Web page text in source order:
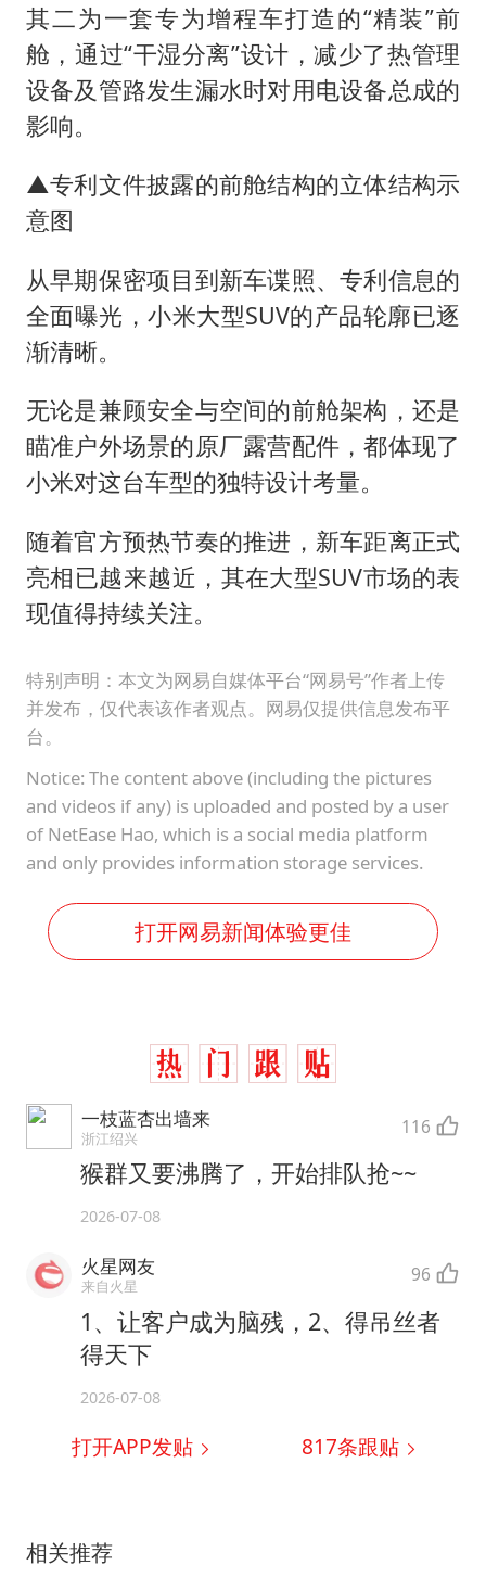
其二为一套专为增程车打造的“精装”前
舱，通过“干湿分离”设计，减少了热管理
设备及管路发生漏水时对用电设备总成的
影响。
▲专利文件披露的前舱结构的立体结构示
意图
从早期保密项目到新车谍照、专利信息的
全面曝光，小米大型SUV的产品轮廓已逐
渐清晰。
无论是兼顾安全与空间的前舱架构，还是
瞄准户外场景的原厂露营配件，都体现了
小米对这台车型的独特设计考量。
随着官方预热节奏的推进，新车距离正式
亮相已越来越近，其在大型SUV市场的表
现值得持续关注。
特别声明：本文为网易自媒体平台“网易号”作者上传
并发布，仅代表该作者观点。网易仅提供信息发布平
台。
Notice: The content above (including the pictures
and videos if any) is uploaded and posted by a user
of NetEase Hao, which is a social media platform
and only provides information storage services.
打开网易新闻体验更佳
一枝蓝杏出墙来
浙江绍兴 116
猴群又要沸腾了，开始排队抢~~
2026-07-08
火星网友
来自火星 96
1、让客户成为脑残，2、得吊丝者
得天下
2026-07-08
打开APP发贴 817条跟贴
相关推荐